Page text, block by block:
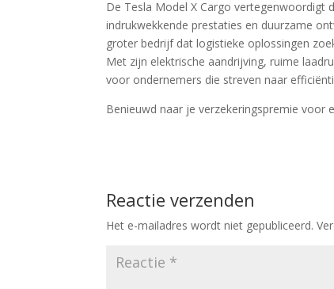
De Tesla Model X Cargo
indrukwekkende prestaties en duurzame
groter bedrijf dat logistieke oplossingen
Met zijn elektrische aandrijving, ruime
voor ondernemers die streven naar
Benieuwd naar je verzekeringspremie voor
Reactie verzenden
Het e-mailadres wordt niet gepubliceerd.